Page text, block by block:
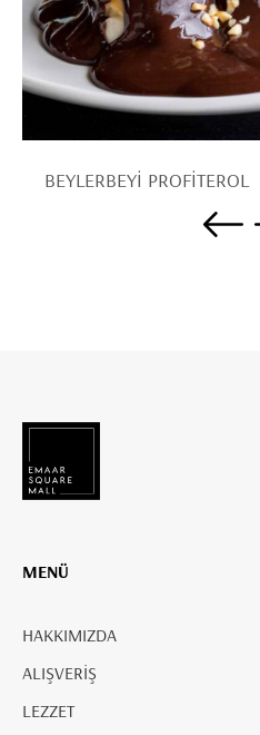
BEYLERBEYİ PROFİTEROL
MENÜ
HAKKIMIZDA
ALIŞVERİŞ
LEZZET